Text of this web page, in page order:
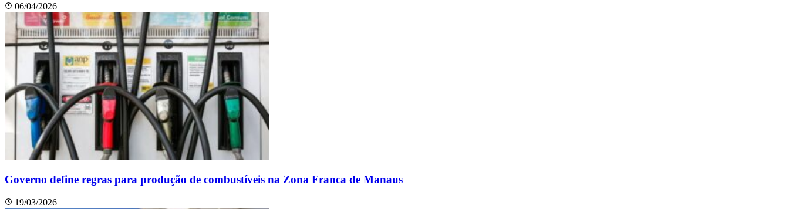
06/04/2026
Governo define regras para produção de combustíveis na Zona Franca de Manaus
19/03/2026